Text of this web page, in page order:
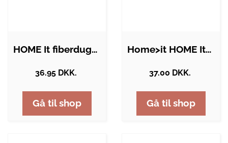
HOME It fiberdug/ukrudtsdug 2 x 5 meter…
36.95 DKK.
Gå til shop
Home>it HOME It® fiberdug/ukrudtsdug 2…
37.00 DKK.
Gå til shop